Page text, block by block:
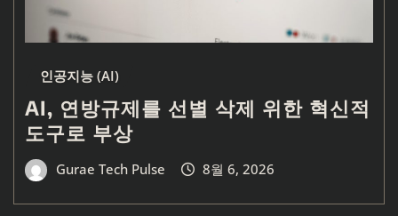
인공지능 (AI)
AI, 연방규제를 선별 삭제 위한 혁신적
도구로 부상
Gurae Tech Pulse 8월 6, 2026